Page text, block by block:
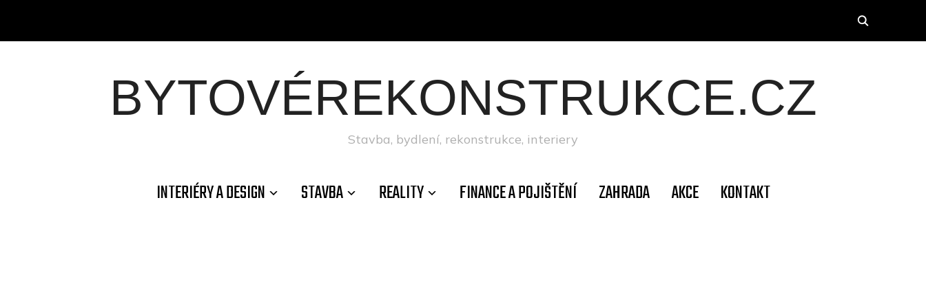
BYTOVÉREKONSTRUKCE.CZ
Stavba, bydlení, rekonstrukce, interiery
INTERIÉRY A DESIGN STAVBA REALITY FINANCE A POJIŠTĚNÍ ZAHRADA AKCE KONTAKT